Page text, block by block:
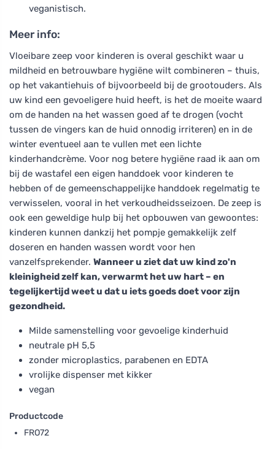
veganistisch.
Meer info:
Vloeibare zeep voor kinderen is overal geschikt waar u
mildheid en betrouwbare hygiëne wilt combineren – thuis,
op het vakantiehuis of bijvoorbeeld bij de grootouders. Als
uw kind een gevoeligere huid heeft, is het de moeite waard
om de handen na het wassen goed af te drogen (vocht
tussen de vingers kan de huid onnodig irriteren) en in de
winter eventueel aan te vullen met een lichte
kinderhandcrème. Voor nog betere hygiëne raad ik aan om
bij de wastafel een eigen handdoek voor kinderen te
hebben of de gemeenschappelijke handdoek regelmatig te
verwisselen, vooral in het verkoudheidsseizoen. De zeep is
ook een geweldige hulp bij het opbouwen van gewoontes:
kinderen kunnen dankzij het pompje gemakkelijk zelf
doseren en handen wassen wordt voor hen
vanzelfsprekender. Wanneer u ziet dat uw kind zo'n
kleinigheid zelf kan, verwarmt het uw hart – en
tegelijkertijd weet u dat u iets goeds doet voor zijn
gezondheid.
Milde samenstelling voor gevoelige kinderhuid
neutrale pH 5,5
zonder microplastics, parabenen en EDTA
vrolijke dispenser met kikker
vegan
Productcode
FRO72